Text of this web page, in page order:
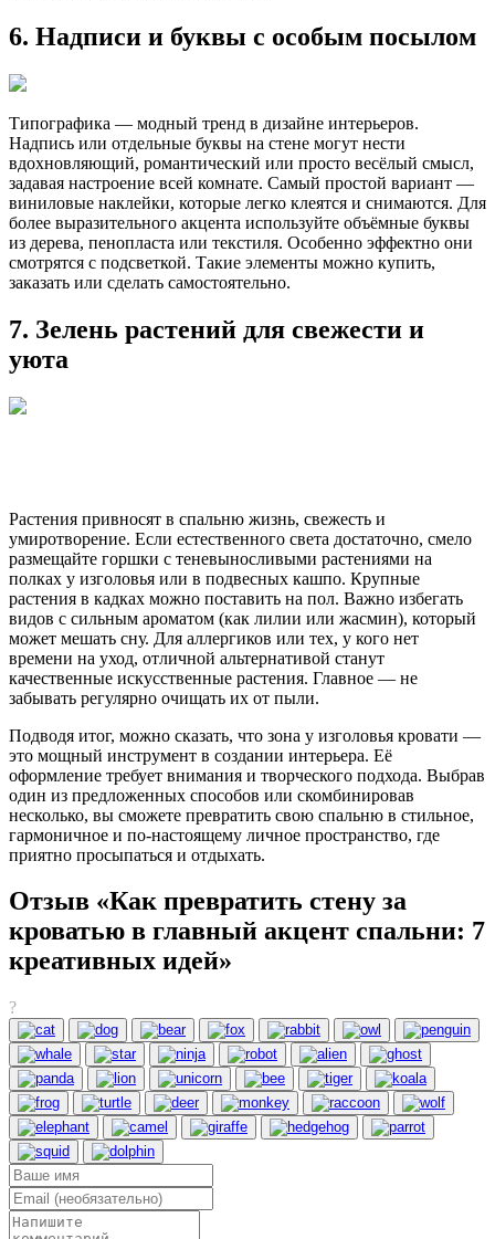
6. Надписи и буквы с особым посылом
Типографика — модный тренд в дизайне интерьеров.
Надпись или отдельные буквы на стене могут нести
вдохновляющий, романтический или просто весёлый смысл,
задавая настроение всей комнате. Самый простой вариант —
виниловые наклейки, которые легко клеятся и снимаются. Для
более выразительного акцента используйте объёмные буквы
из дерева, пенопласта или текстиля. Особенно эффектно они
смотрятся с подсветкой. Такие элементы можно купить,
заказать или сделать самостоятельно.
7. Зелень растений для свежести и
уюта
Растения привносят в спальню жизнь, свежесть и
умиротворение. Если естественного света достаточно, смело
размещайте горшки с теневыносливыми растениями на
полках у изголовья или в подвесных кашпо. Крупные
растения в кадках можно поставить на пол. Важно избегать
видов с сильным ароматом (как лилии или жасмин), который
может мешать сну. Для аллергиков или тех, у кого нет
времени на уход, отличной альтернативой станут
качественные искусственные растения. Главное — не
забывать регулярно очищать их от пыли.
Подводя итог, можно сказать, что зона у изголовья кровати —
это мощный инструмент в создании интерьера. Её
оформление требует внимания и творческого подхода. Выбрав
один из предложенных способов или скомбинировав
несколько, вы сможете превратить свою спальню в стильное,
гармоничное и по-настоящему личное пространство, где
приятно просыпаться и отдыхать.
Отзыв «Как превратить стену за
кроватью в главный акцент спальни: 7
креативных идей»
?